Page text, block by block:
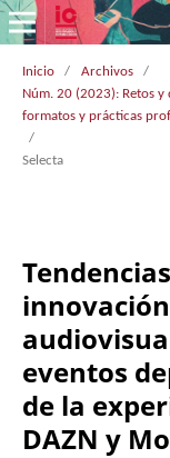
Inicio / Archivos
/
Núm. 20 (2023): Retos
formatos y prácticas
/
Selecta
eventos
de la
DAZN y